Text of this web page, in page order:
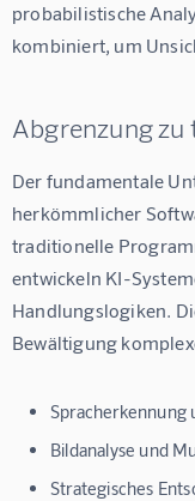
probabilistische
kombiniert, um
Abgrenzung
Der fundamentale
herkömmlicher
traditionelle
entwickeln KI-
Handlungslogiken.
Bewältigung
Spracherkennung
Bildanalyse und
Strategisches